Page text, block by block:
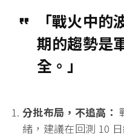
「戰火中
期的趨勢是
全。」
分批布局，不追高：
緒，建議在回測 10